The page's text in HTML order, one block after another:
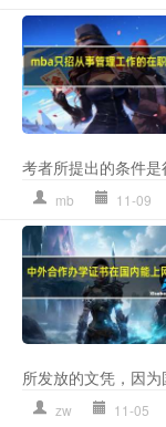
考者所提出的条件
mb 11-09
所发放的文凭，因
zw 11-05